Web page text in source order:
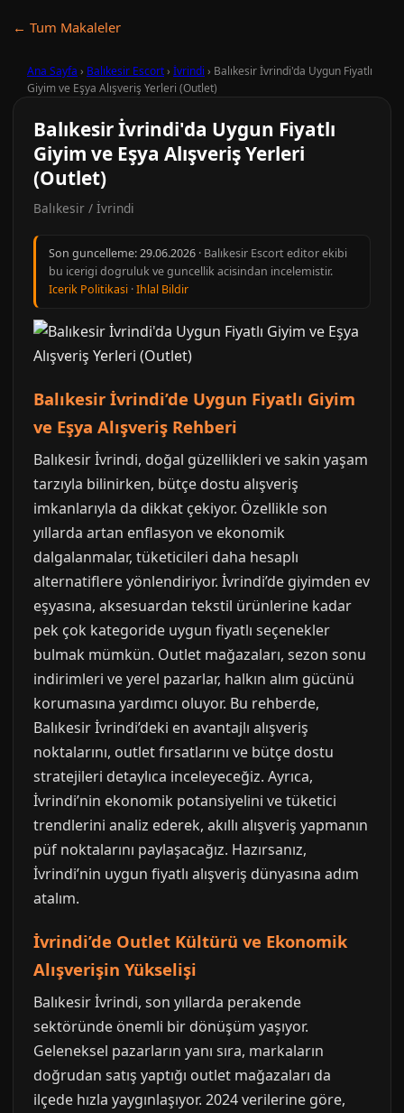
← Tum Makaleler
Ana Sayfa › Balıkesir Escort› İvrindi › Balıkesir İvrindi'da Uygun Fiyatlı
Giyim ve Eşya Alışveriş Yerleri (Outlet)
Balıkesir İvrindi'da Uygun Fiyatlı
Giyim ve Eşya Alışveriş Yerleri
(Outlet)
Balıkesir / İvrindi
Son guncelleme:29.06.2026 · Balıkesir Escort editor ekibi
bu icerigi dogruluk ve guncellik acisindan incelemistir.
Icerik Politikasi ·Ihlal Bildir
Balıkesir İvrindi’de Uygun Fiyatlı Giyim
ve Eşya Alışveriş Rehberi
Balıkesir İvrindi, doğal güzellikleri ve sakin yaşam
tarzıyla bilinirken, bütçe dostu alışveriş
imkanlarıyla da dikkat çekiyor. Özellikle son
yıllarda artan enflasyon ve ekonomik
dalgalanmalar, tüketicileri daha hesaplı
alternatiflere yönlendiriyor. İvrindi’de giyimden ev
eşyasına, aksesuardan tekstil ürünlerine kadar
pek çok kategoride uygun fiyatlı seçenekler
bulmak mümkün. Outlet mağazaları, sezon sonu
indirimleri ve yerel pazarlar, halkın alım gücünü
korumasına yardımcı oluyor. Bu rehberde,
Balıkesir İvrindi’deki en avantajlı alışveriş
noktalarını, outlet fırsatlarını ve bütçe dostu
stratejileri detaylıca inceleyeceğiz. Ayrıca,
İvrindi’nin ekonomik potansiyelini ve tüketici
trendlerini analiz ederek, akıllı alışveriş yapmanın
püf noktalarını paylaşacağız. Hazırsanız,
İvrindi’nin uygun fiyatlı alışveriş dünyasına adım
atalım.
İvrindi’de Outlet Kültürü ve Ekonomik
Alışverişin Yükselişi
Balıkesir İvrindi, son yıllarda perakende
sektöründe önemli bir dönüşüm yaşıyor.
Geleneksel pazarların yanı sıra, markaların
doğrudan satış yaptığı outlet mağazaları da
ilçede hızla yaygınlaşıyor. 2024 verilerine göre,